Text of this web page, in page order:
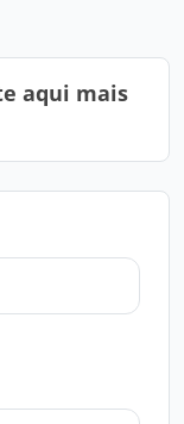
aqui mais